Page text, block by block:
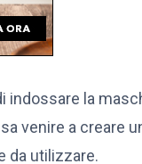
indossare la
venire a
da utilizzare.